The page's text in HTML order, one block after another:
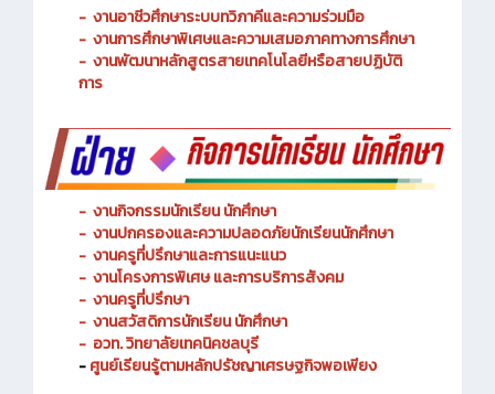
- งานอาชีวศึกษาระบบทวิภาคีและความร่วมมือ
- งานการศึกษาพิเศษและความเสมอภาคทางการศึกษา
- งานพัฒนาหลักสูตรสายเทคโนโลยีหรือสายปฏิบัติ
การ
- งานกิจกรรมนักเรียน นักศึกษา
- งานปกครองและความปลอดภัยนักเรียนนักศึกษา
- งานครูที่ปรึกษาและการแนะแนว
- งานโครงการพิเศษ และการบริการสังคม
- งานครูที่ปรึกษา
- งานสวัสดิการนักเรียน นักศึกษา
- อวท. วิทยาลัยเทคนิคชลบุรี
-ศูนย์เรียนรู้ตามหลักปรัชญาเศรษฐกิจพอเพียง